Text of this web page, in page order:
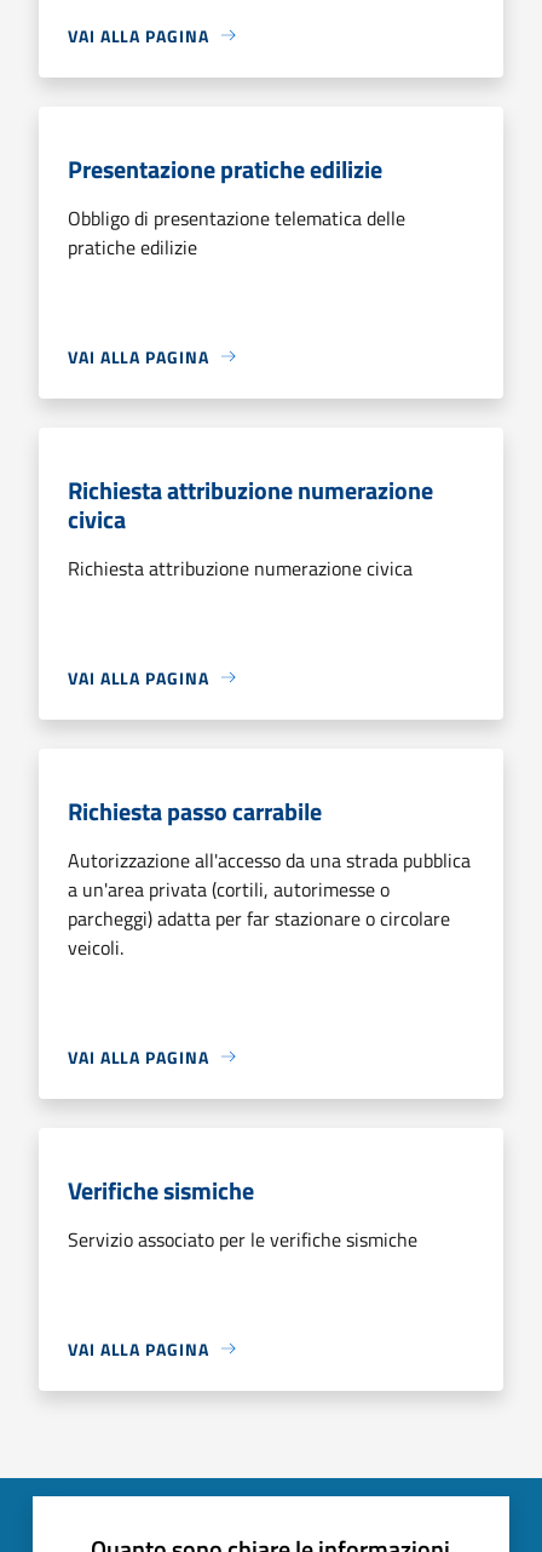
VAI ALLA PAGINA
Presentazione pratiche edilizie
Obbligo di presentazione telematica delle
pratiche edilizie
VAI ALLA PAGINA
Richiesta attribuzione numerazione
civica
Richiesta attribuzione numerazione civica
VAI ALLA PAGINA
Richiesta passo carrabile
Autorizzazione all'accesso da una strada pubblica
a un'area privata (cortili, autorimesse o
parcheggi) adatta per far stazionare o circolare
veicoli.
VAI ALLA PAGINA
Verifiche sismiche
Servizio associato per le verifiche sismiche
VAI ALLA PAGINA